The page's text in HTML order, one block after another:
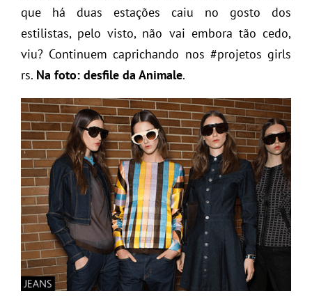
que há duas estações caiu no gosto dos
estilistas, pelo visto, não vai embora tão cedo,
viu? Continuem caprichando nos #projetos girls
rs. Na foto: desfile da Animale.